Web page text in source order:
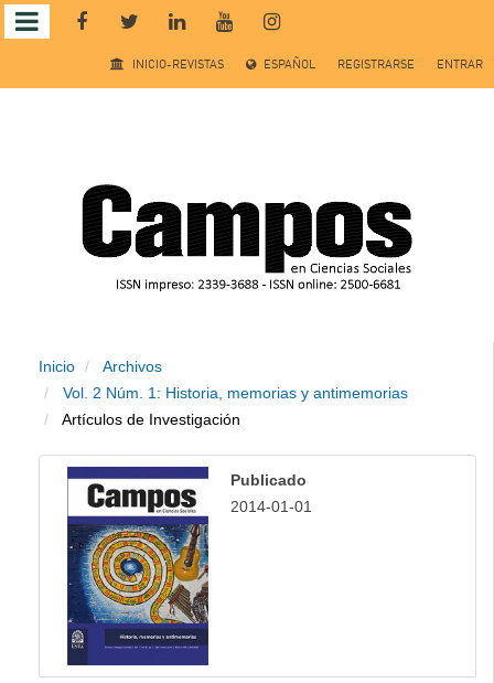
Salto
rápido
contenido
Navegación
principal
Contenido
principal
Barra
INICIO-REVISTAS ESPAÑOL REGISTRARSE ENTRAR
Inicio
Archivos
Vol. 2 Núm. 1: Historia, memorias y antimemorias
Artículos de Investigación
Publicado
2014-01-01